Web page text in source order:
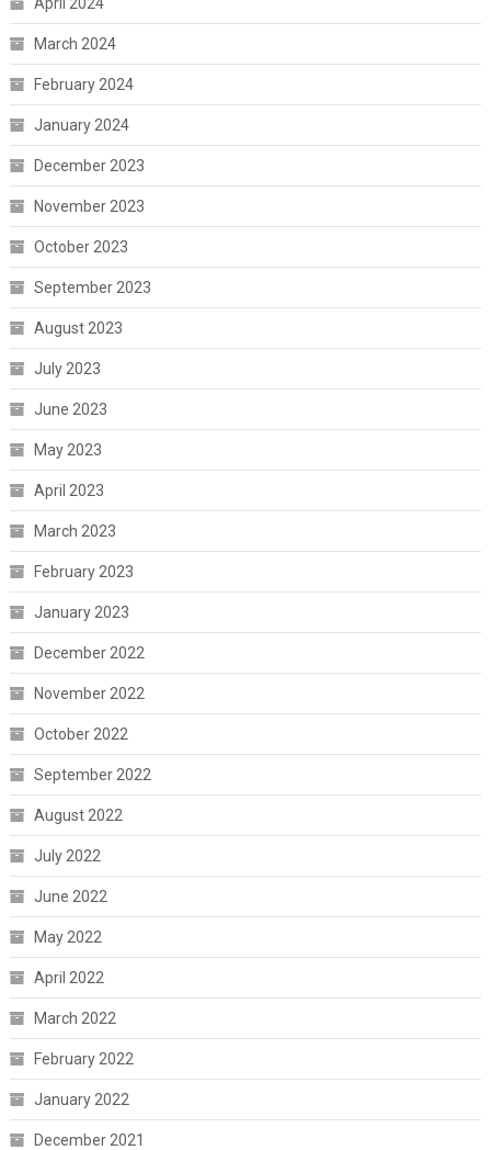
March 2024
February 2024
January 2024
December 2023
November 2023
October 2023
September 2023
August 2023
July 2023
June 2023
May 2023
April 2023
March 2023
February 2023
January 2023
December 2022
November 2022
October 2022
September 2022
August 2022
July 2022
June 2022
May 2022
April 2022
March 2022
February 2022
January 2022
December 2021